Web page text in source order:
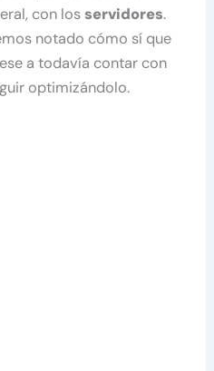
con losservidores.
notado cómo sí que
a todavía contar con
optimizándolo.